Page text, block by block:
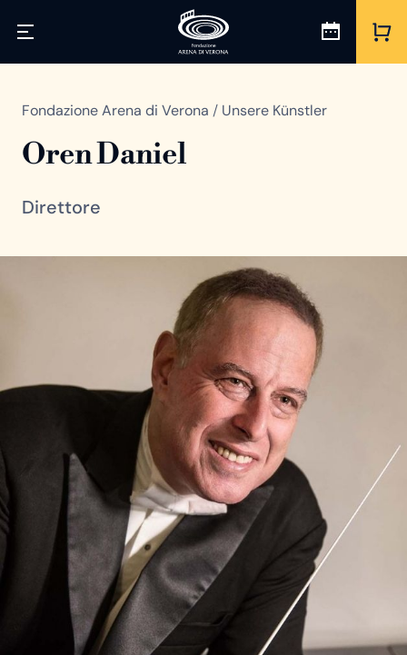
Fondazione Arena di Verona / Unsere Künstler
Oren Daniel
Direttore